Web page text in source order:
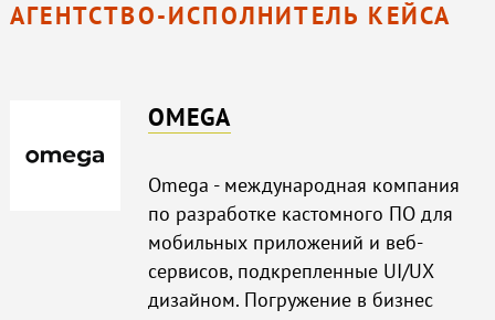
АГЕНТСТВО-ИСПОЛНИТЕЛЬ КЕЙСА
OMEGA
Omega - международная компания
по разработке кастомного ПО для
мобильных приложений и веб-
сервисов, подкрепленные UI/UX
дизайном. Погружение в бизнес